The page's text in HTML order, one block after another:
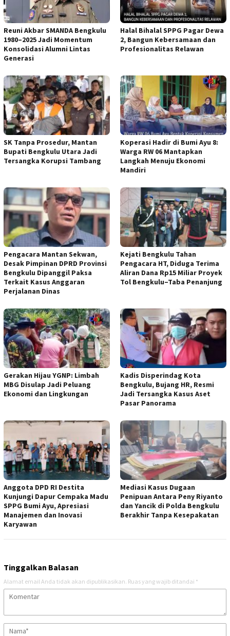
Reuni Akbar SMANDA Bengkulu
1980–2025 Jadi Momentum
Konsolidasi Alumni Lintas
Generasi
Halal Bihalal SPPG Pagar Dewa
2, Bangun Kebersamaan dan
Profesionalitas Relawan
SK Tanpa Prosedur, Mantan
Bupati Bengkulu Utara Jadi
Tersangka Korupsi Tambang
Koperasi Hadir di Bumi Ayu 8:
Warga RW 06 Mantapkan
Langkah Menuju Ekonomi
Mandiri
Pengacara Mantan Sekwan,
Desak Pimpinan DPRD Provinsi
Bengkulu Dipanggil Paksa
Terkait Kasus Anggaran
Perjalanan Dinas
Kejati Bengkulu Tahan
Pengacara HT, Diduga Terima
Aliran Dana Rp15 Miliar Proyek
Tol Bengkulu–Taba Penanjung
Gerakan Hijau YGNP: Limbah
MBG Disulap Jadi Peluang
Ekonomi dan Lingkungan
Kadis Disperindag Kota
Bengkulu, Bujang HR, Resmi
Jadi Tersangka Kasus Aset
Pasar Panorama
Anggota DPD RI Destita
Kunjungi Dapur Cempaka Madu
SPPG Bumi Ayu, Apresiasi
Manajemen dan Inovasi
Karyawan
Mediasi Kasus Dugaan
Penipuan Antara Peny Riyanto
dan Yancik di Polda Bengkulu
Berakhir Tanpa Kesepakatan
Tinggalkan Balasan
Alamat email Anda tidak akan dipublikasikan. Ruas yang wajib ditandai *